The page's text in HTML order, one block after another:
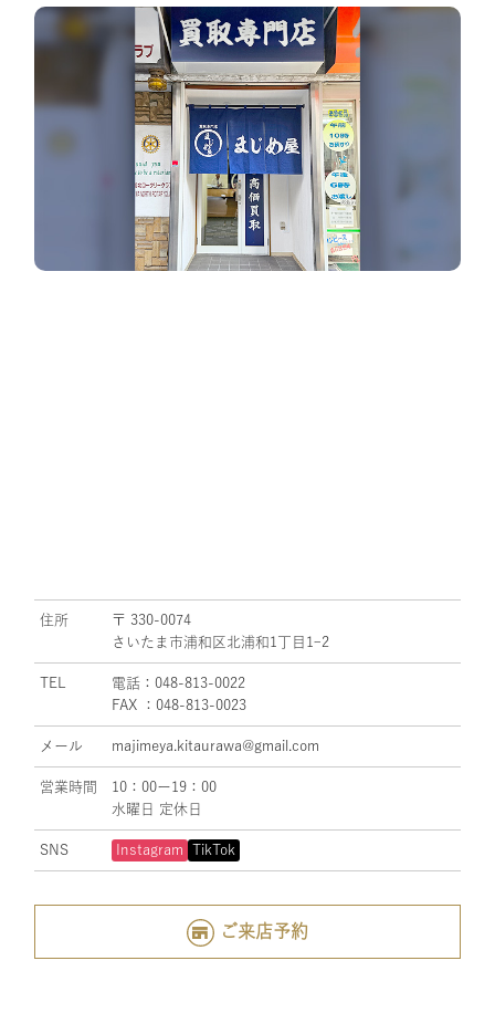
住所
〒 330-0074
さいたま市浦和区北浦和1丁目1ｰ2
TEL
電話：048-813-0022
FAX ：048-813-0023
メール majimeya.kitaurawa@gmail.com
営業時間
10：00ー19：00
水曜日 定休日
SNS Instagram TikTok
ご来店予約